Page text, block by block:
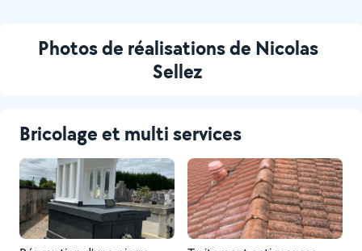
Photos de réalisations de Nicolas
Sellez
Bricolage et multi services